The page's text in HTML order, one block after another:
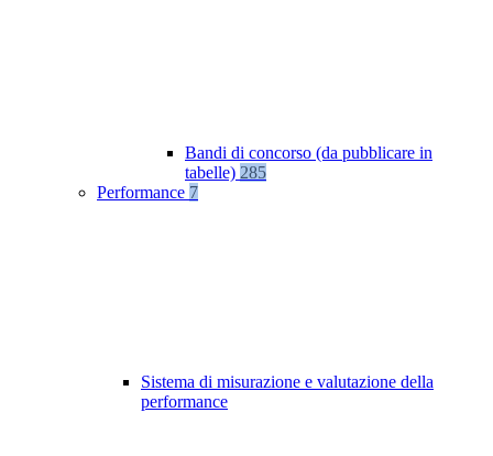
Bandi di concorso (da pubblicare in
tabelle) 285
Performance 7
Sistema di misurazione e valutazione della
performance